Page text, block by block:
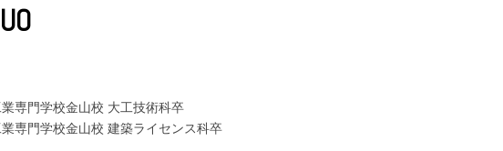
専門学校金山校 大工技術科卒
専門学校金山校 建築ライセンス科卒